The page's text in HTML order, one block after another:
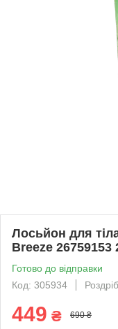
Лосьйон для
Breeze 26759153
Готово до відправки
Код: 305934
Роздріб
449 ₴ 690 ₴